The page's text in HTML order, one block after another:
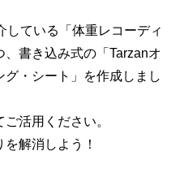
している「体重レコーディ
書き込み式の「Tarzanオ
・シート」を作成しまし
活用ください。
解消しよう！